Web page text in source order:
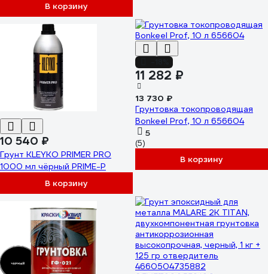
В корзину
10 540 ₽
Грунт KLEYKO PRIMER PRO
1000 мл чёрный PRIME-P
В корзину
11 282 ₽
13 730 ₽
Грунтовка токопроводящая
Bonkeel Prof, 10 л 656604
5
(5)
В корзину